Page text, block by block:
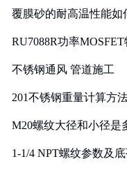
覆膜砂的耐高温性能如
RU7088R功率
不锈钢通风 管道施工
201不锈钢重量计算方
M20螺纹大径和小径是
1-1/4 NPT螺纹参数及